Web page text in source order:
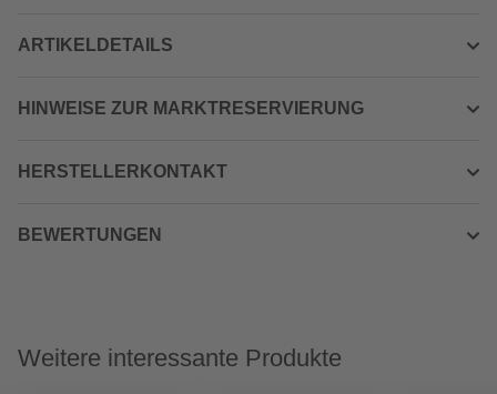
ARTIKELDETAILS
HINWEISE ZUR MARKTRESERVIERUNG
HERSTELLERKONTAKT
BEWERTUNGEN
Weitere interessante Produkte